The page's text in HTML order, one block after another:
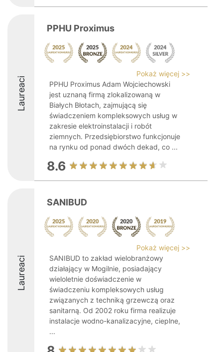
Laureaci
PPHU Proximus
Pokaż więcej >>
PPHU Proximus Adam Wojciechowski
jest uznaną firmą zlokalizowaną w
Białych Błotach, zajmującą się
świadczeniem kompleksowych usług w
zakresie elektroinstalacji i robót
ziemnych. Przedsiębiorstwo funkcjonuje
na rynku od ponad dwóch dekad, co ...
8.6
Laureaci
SANIBUD
Pokaż więcej >>
SANIBUD to zakład wielobranżowy
działający w Mogilnie, posiadający
wieloletnie doświadczenie w
świadczeniu kompleksowych usług
związanych z techniką grzewczą oraz
sanitarną. Od 2002 roku firma realizuje
instalacje wodno-kanalizacyjne, cieplne,
...